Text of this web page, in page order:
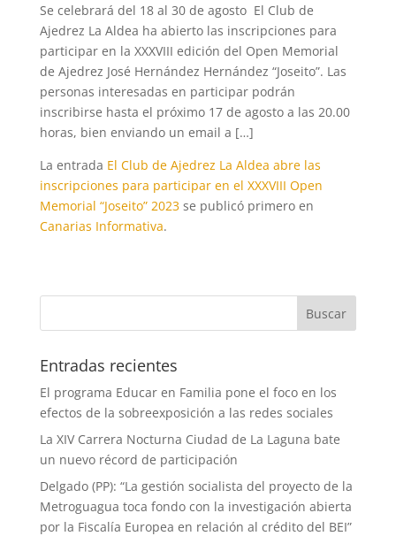
Se celebrará del 18 al 30 de agosto El Club de
Ajedrez La Aldea ha abierto las inscripciones para
participar en la XXXVIII edición del Open Memorial
de Ajedrez José Hernández Hernández “Joseito”. Las
personas interesadas en participar podrán
inscribirse hasta el próximo 17 de agosto a las 20.00
horas, bien enviando un email a […]
La entrada El Club de Ajedrez La Aldea abre las
inscripciones para participar en el XXXVIII Open
Memorial “Joseito” 2023se publicó primero en
Canarias Informativa.
Entradas recientes
El programa Educar en Familia pone el foco en los
efectos de la sobreexposición a las redes sociales
La XIV Carrera Nocturna Ciudad de La Laguna bate
un nuevo récord de participación
Delgado (PP): “La gestión socialista del proyecto de la
Metroguagua toca fondo con la investigación abierta
por la Fiscalía Europea en relación al crédito del BEI”